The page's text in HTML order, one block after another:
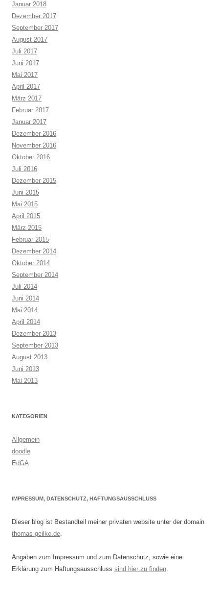
Januar 2018
Dezember 2017
September 2017
August 2017
Juli 2017
Juni 2017
Mai 2017
April 2017
März 2017
Februar 2017
Januar 2017
Dezember 2016
November 2016
Oktober 2016
Juli 2016
Dezember 2015
Juni 2015
Mai 2015
April 2015
März 2015
Februar 2015
Dezember 2014
Oktober 2014
September 2014
Juli 2014
Juni 2014
Mai 2014
April 2014
Dezember 2013
September 2013
August 2013
Juni 2013
Mai 2013
KATEGORIEN
Allgemein
doodle
EdGA
IMPRESSUM, DATENSCHUTZ, HAFTUNGSAUSSCHLUSS
Dieser blog ist Bestandteil meiner privaten website unter der domain
thomas-geilke.de.
Angaben zum Impressum und zum Datenschutz, sowie eine
Erklärung zum Haftungsausschluss sind hier zu finden.